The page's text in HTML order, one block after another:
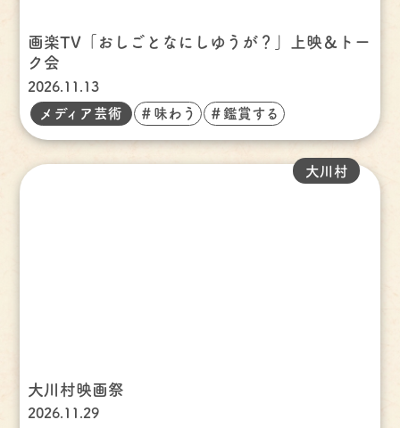
画楽TV「おしごとなにしゆうが？」上映＆トー
ク会
2026.11.13
メディア芸術 ＃味わう ＃鑑賞する
大川村映画祭
2026.11.29
大川村